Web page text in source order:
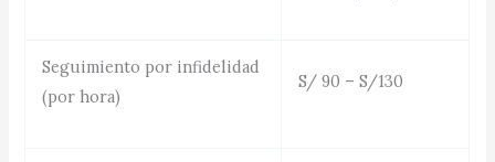
Seguimiento por infidelidad
(por hora)
S/ 90 – S/130